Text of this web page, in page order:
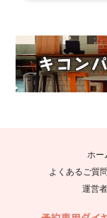
ホー
よくあるご質問
運営